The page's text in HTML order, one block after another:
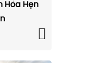
Hóa Hẹn